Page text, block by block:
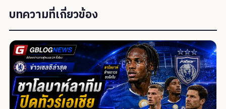
บทความที่เกี่ยวข้อง